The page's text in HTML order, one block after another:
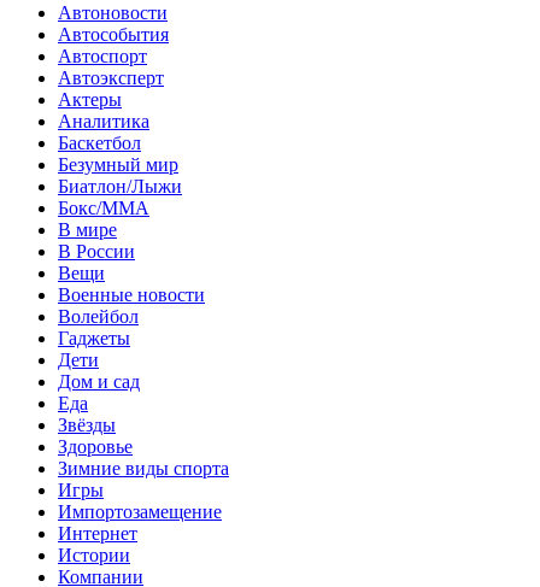
Автоновости
Автособытия
Автоспорт
Автоэксперт
Актеры
Аналитика
Баскетбол
Безумный мир
Биатлон/Лыжи
Бокс/MMA
В мире
В России
Вещи
Военные новости
Волейбол
Гаджеты
Дети
Дом и сад
Еда
Звёзды
Здоровье
Зимние виды спорта
Игры
Импортозамещение
Интернет
Истории
Компании